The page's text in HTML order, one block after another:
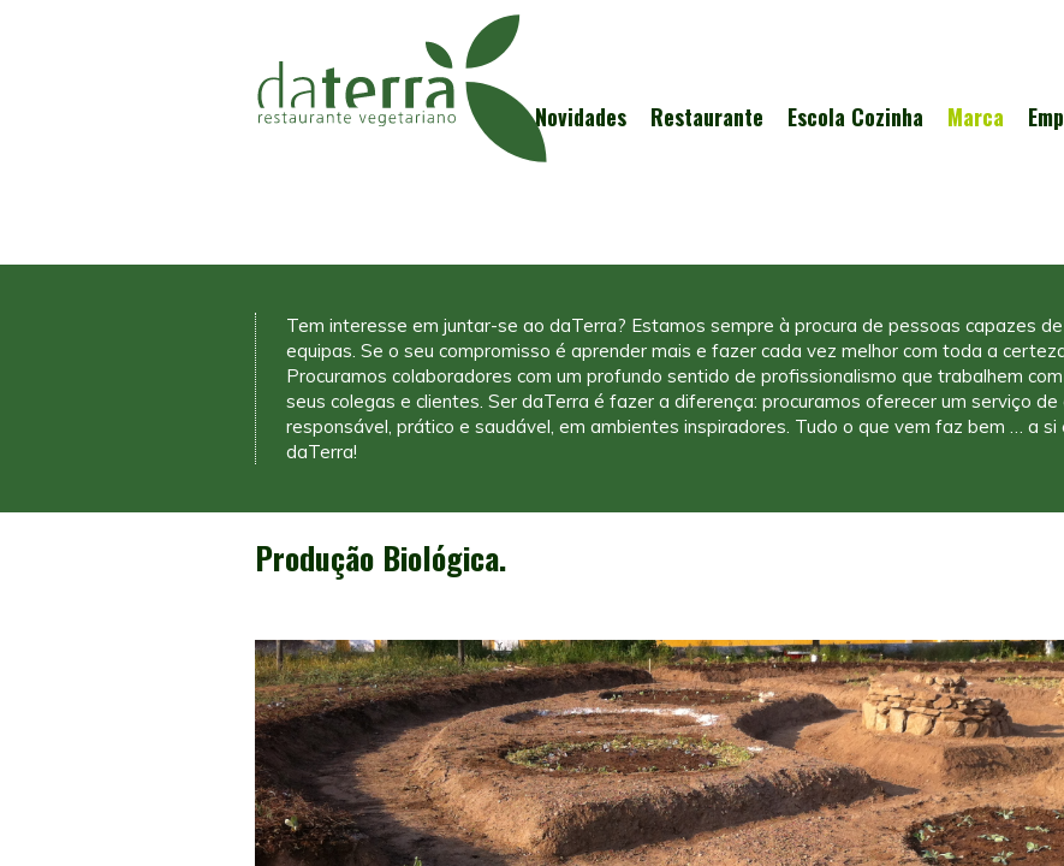
Novidades Restaurante Escola Cozinha Marca
Tem interesse em juntar-se ao daTerra? Estamos sempre à procura de pessoas capazes
equipas. Se o seu compromisso é aprender mais e fazer cada vez melhor com toda a
Procuramos colaboradores com um profundo sentido de profissionalismo que trabalhem
seus colegas e clientes. Ser daTerra é fazer a diferença: procuramos oferecer um serviço de
responsável, prático e saudável, em ambientes inspiradores. Tudo o que vem faz bem … a
daTerra!
Produção Biológica.